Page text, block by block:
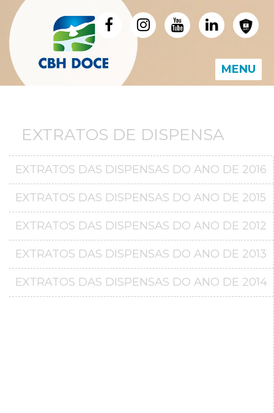
MENU
EXTRATOS DE DISPENSA
EXTRATOS DAS DISPENSAS DO ANO DE 2016
EXTRATOS DAS DISPENSAS DO ANO DE 2015
EXTRATOS DAS DISPENSAS DO ANO DE 2012
EXTRATOS DAS DISPENSAS DO ANO DE 2013
EXTRATOS DAS DISPENSAS DO ANO DE 2014